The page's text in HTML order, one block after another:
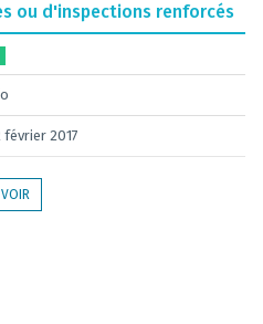
ou d'inspections renforcés
février 2017
VOIR